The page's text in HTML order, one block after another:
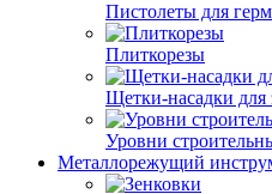
Пистолеты для
Плиткорезы
Щетки-насадки для
Уровни
Металлорежущий